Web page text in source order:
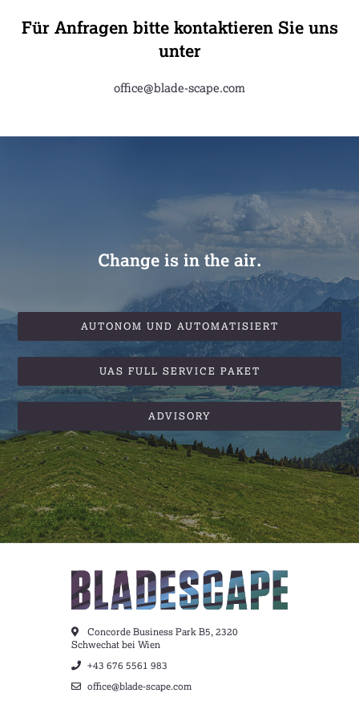
Für Anfragen bitte kontaktieren Sie uns
unter
office@blade-scape.com
Change is in the air.
AUTONOM UND AUTOMATISIERT
UAS FULL SERVICE PAKET
ADVISORY
Concorde Business Park B5, 2320
Schwechat bei Wien
+43 676 5561 983
office@blade-scape.com